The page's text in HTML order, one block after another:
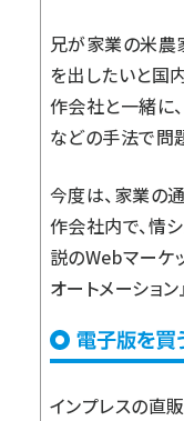
兄が家業の米農
を出したいと国
作会社と一緒に
などの手法で問
今度は、家業の
作会社内で、情
説のWebマーケ
オートメーション
インプレスの直